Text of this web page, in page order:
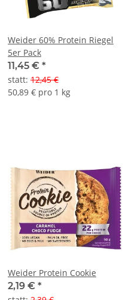
Weider 60% Protein Riegel
5er Pack
11,45 € *
statt: 12,45 €
50,89 € pro 1 kg
Weider Protein Cookie
2,19 € *